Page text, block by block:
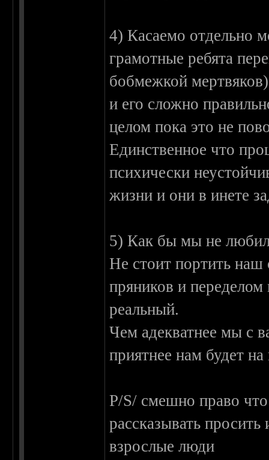
4) Касаемо отдельно
грамотные ребята
бобмежкой
и его сложно
целом пока это не
Единственное что
психически
жизни и они в инете
5) Как бы мы не
Не стоит портить
пряников и
реальный.
Чем адекватнее мы с
приятнее нам будет
P/S/ смешно право
рассказывать
взрослые люди